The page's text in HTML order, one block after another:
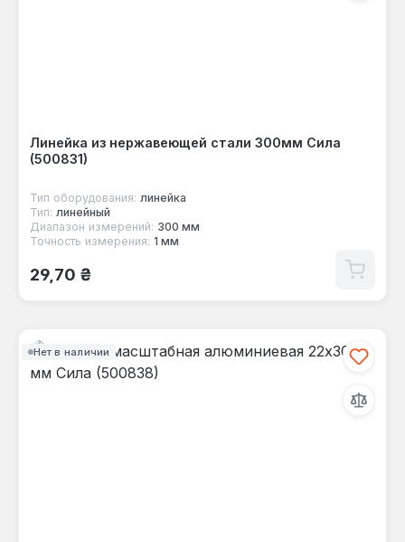
Линейка из нержавеющей стали 300мм Сила
(500831)
Тип оборудования: линейка
Тип: линейный
Диапазон измерений: 300 мм
Точность измерения: 1 мм
Обычная цена:
29,70 ₴
Нет в наличии